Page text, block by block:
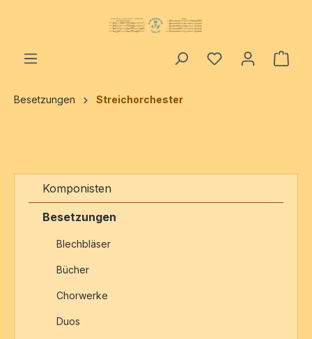
Besetzungen Streichorchester
Komponisten
Besetzungen
Blechbläser
Bücher
Chorwerke
Duos